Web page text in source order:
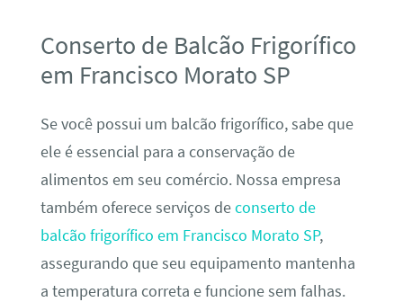
Conserto de Balcão Frigorífico
em Francisco Morato SP
Se você possui um balcão frigorífico, sabe que
ele é essencial para a conservação de
alimentos em seu comércio. Nossa empresa
também oferece serviços deconserto de
balcão frigorífico em Francisco Morato SP,
assegurando que seu equipamento mantenha
a temperatura correta e funcione sem falhas.